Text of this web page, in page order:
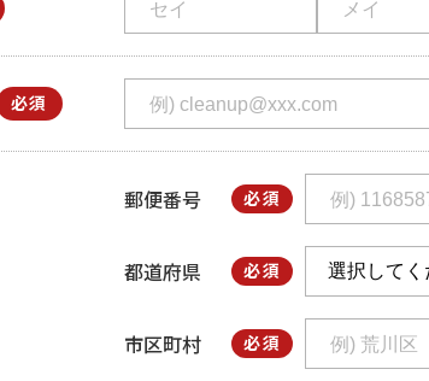
必須
郵便番号 必須
都道府県 必須
市区町村 必須